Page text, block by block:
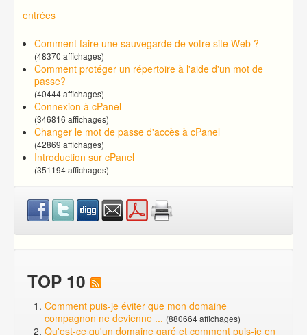
entrées
Comment faire une sauvegarde de votre site Web ?
(48370 affichages)
Comment protéger un répertoire à l'aide d'un mot de
passe?
(40444 affichages)
Connexion à cPanel
(346816 affichages)
Changer le mot de passe d'accès à cPanel
(42869 affichages)
Introduction sur cPanel
(351194 affichages)
TOP 10
Comment puis-je éviter que mon domaine
compagnon ne devienne ... (880664 affichages)
Qu'est-ce qu'un domaine garé et comment puis-je en